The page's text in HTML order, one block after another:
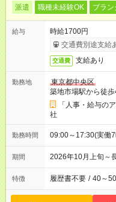
派遣 職種未経験OK ブラン
給与
時給1700円
交通費別途支給
交通費 支給あり
勤務地
東京都中央区
築地市場駅から徒
「人事・給与の
社
勤務時間 09:00～17:30(実働
期間 2026年10月上旬
特徴 履歴書不要 / 40～